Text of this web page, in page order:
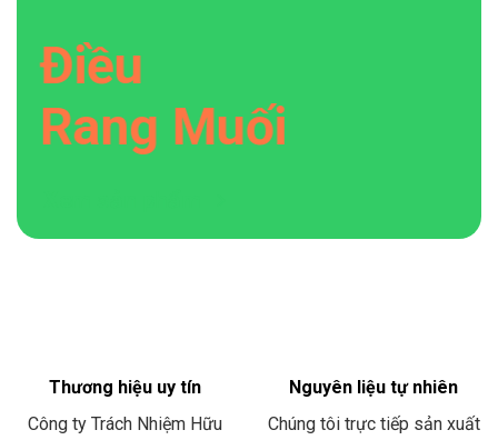
Điều
Rang Muối
Thương hiệu uy tín
Công ty Trách Nhiệm Hữu
Nguyên liệu tự nhiên
Chúng tôi trực tiếp sản xuất